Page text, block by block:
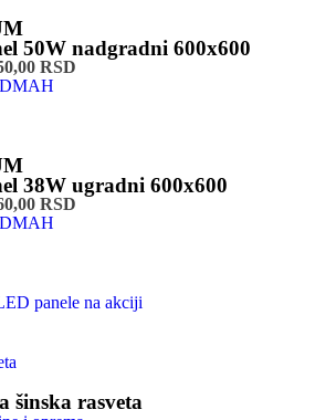
50W nadgradni 600x600
RSD
38W ugradni 600x600
RSD
panele na akciji
šinska rasveta